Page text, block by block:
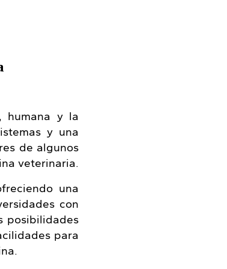
humana y la
y una
de algunos
veterinaria.
una
con
posibilidades
para